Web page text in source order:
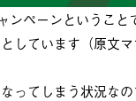
ンペーンというこ
しています（原文マ
ってしまう状況な